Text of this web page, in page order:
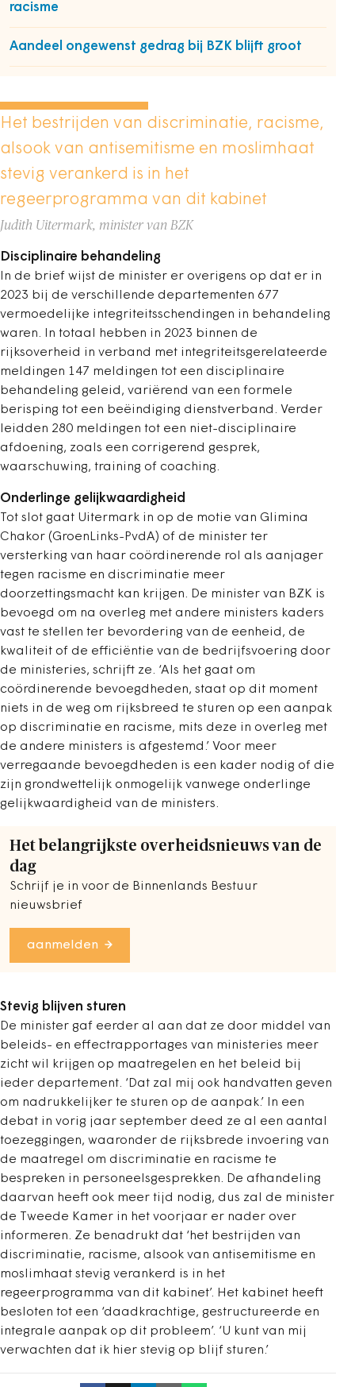
racisme
Aandeel ongewenst gedrag bij BZK blijft groot
Het bestrijden van discriminatie, racisme,
alsook van antisemitisme en moslimhaat
stevig verankerd is in het
regeerprogramma van dit kabinet
Judith Uitermark, minister van BZK
Disciplinaire behandeling
In de brief wijst de minister er overigens op dat er in
2023 bij de verschillende departementen 677
vermoedelijke integriteitsschendingen in behandeling
waren. In totaal hebben in 2023 binnen de
rijksoverheid in verband met integriteitsgerelateerde
meldingen 147 meldingen tot een disciplinaire
behandeling geleid, variërend van een formele
berisping tot een beëindiging dienstverband. Verder
leidden 280 meldingen tot een niet-disciplinaire
afdoening, zoals een corrigerend gesprek,
waarschuwing, training of coaching.
Onderlinge gelijkwaardigheid
Tot slot gaat Uitermark in op de motie van Glimina
Chakor (GroenLinks-PvdA) of de minister ter
versterking van haar coördinerende rol als aanjager
tegen racisme en discriminatie meer
doorzettingsmacht kan krijgen. De minister van BZK is
bevoegd om na overleg met andere ministers kaders
vast te stellen ter bevordering van de eenheid, de
kwaliteit of de efficiëntie van de bedrijfsvoering door
de ministeries, schrijft ze. ‘Als het gaat om
coördinerende bevoegdheden, staat op dit moment
niets in de weg om rijksbreed te sturen op een aanpak
op discriminatie en racisme, mits deze in overleg met
de andere ministers is afgestemd.’ Voor meer
verregaande bevoegdheden is een kader nodig of die
zijn grondwettelijk onmogelijk vanwege onderlinge
gelijkwaardigheid van de ministers.
Het belangrijkste overheidsnieuws van de
dag
Schrijf je in voor de Binnenlands Bestuur
nieuwsbrief
aanmelden
Stevig blijven sturen
De minister gaf eerder al aan dat ze door middel van
beleids- en effectrapportages van ministeries meer
zicht wil krijgen op maatregelen en het beleid bij
ieder departement. ‘Dat zal mij ook handvatten geven
om nadrukkelijker te sturen op de aanpak.’ In een
debat in vorig jaar september deed ze al een aantal
toezeggingen, waaronder de rijksbrede invoering van
de maatregel om discriminatie en racisme te
bespreken in personeelsgesprekken. De afhandeling
daarvan heeft ook meer tijd nodig, dus zal de minister
de Tweede Kamer in het voorjaar er nader over
informeren. Ze benadrukt dat ‘het bestrijden van
discriminatie, racisme, alsook van antisemitisme en
moslimhaat stevig verankerd is in het
regeerprogramma van dit kabinet’. Het kabinet heeft
besloten tot een ‘daadkrachtige, gestructureerde en
integrale aanpak op dit probleem’. ‘U kunt van mij
verwachten dat ik hier stevig op blijf sturen.’